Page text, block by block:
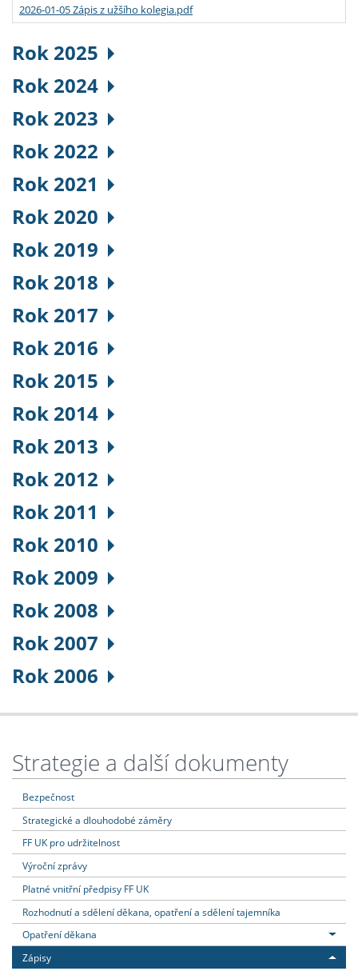
2026-01-05 Zápis z užšího kolegia.pdf
Rok 2025
Rok 2024
Rok 2023
Rok 2022
Rok 2021
Rok 2020
Rok 2019
Rok 2018
Rok 2017
Rok 2016
Rok 2015
Rok 2014
Rok 2013
Rok 2012
Rok 2011
Rok 2010
Rok 2009
Rok 2008
Rok 2007
Rok 2006
Strategie a další dokumenty
Bezpečnost
Strategické a dlouhodobé záměry
FF UK pro udržitelnost
Výroční zprávy
Platné vnitřní předpisy FF UK
Rozhodnutí a sdělení děkana, opatření a sdělení tajemníka
Opatření děkana
Zápisy